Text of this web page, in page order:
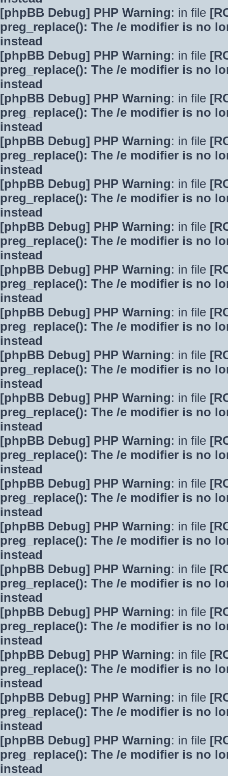
[phpBB Debug] PHP Warning: in file
preg_replace(): The /e modifier is no
instead
[phpBB Debug] PHP Warning: in file
preg_replace(): The /e modifier is no
instead
[phpBB Debug] PHP Warning: in file
preg_replace(): The /e modifier is no
instead
[phpBB Debug] PHP Warning: in file
preg_replace(): The /e modifier is no
instead
[phpBB Debug] PHP Warning: in file
preg_replace(): The /e modifier is no
instead
[phpBB Debug] PHP Warning: in file
preg_replace(): The /e modifier is no
instead
[phpBB Debug] PHP Warning: in file
preg_replace(): The /e modifier is no
instead
[phpBB Debug] PHP Warning: in file
preg_replace(): The /e modifier is no
instead
[phpBB Debug] PHP Warning: in file
preg_replace(): The /e modifier is no
instead
[phpBB Debug] PHP Warning: in file
preg_replace(): The /e modifier is no
instead
[phpBB Debug] PHP Warning: in file
preg_replace(): The /e modifier is no
instead
[phpBB Debug] PHP Warning: in file
preg_replace(): The /e modifier is no
instead
[phpBB Debug] PHP Warning: in file
preg_replace(): The /e modifier is no
instead
[phpBB Debug] PHP Warning: in file
preg_replace(): The /e modifier is no
instead
[phpBB Debug] PHP Warning: in file
preg_replace(): The /e modifier is no
instead
[phpBB Debug] PHP Warning: in file
preg_replace(): The /e modifier is no
instead
[phpBB Debug] PHP Warning: in file
preg_replace(): The /e modifier is no
instead
[phpBB Debug] PHP Warning: in file
preg_replace(): The /e modifier is no
instead